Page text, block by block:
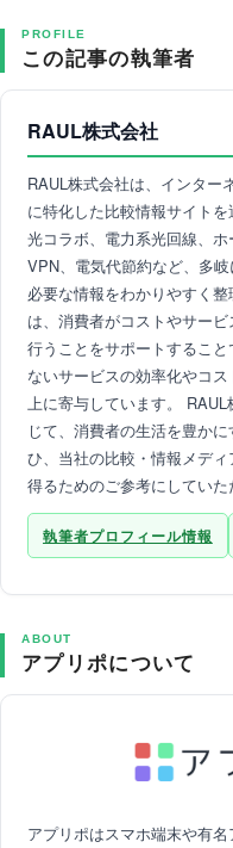
PROFILE
この記事の執筆者
RAUL株式会社
RAUL株式会社は、インター
に特化した比較情報サイトを
光コラボ、電力系光回線、ホ
VPN、電気代節約など、多
必要な情報をわかりやすく
は、消費者がコストやサー
行うことをサポートするこ
ないサービスの効率化やコ
上に寄与しています。
じて、消費者の生活を豊か
ひ、当社の比較・情報メデ
得るためのご参考にしていた
執筆者プロフィール情報
ABOUT
アプリポについて
アプリポはスマホ端末や有